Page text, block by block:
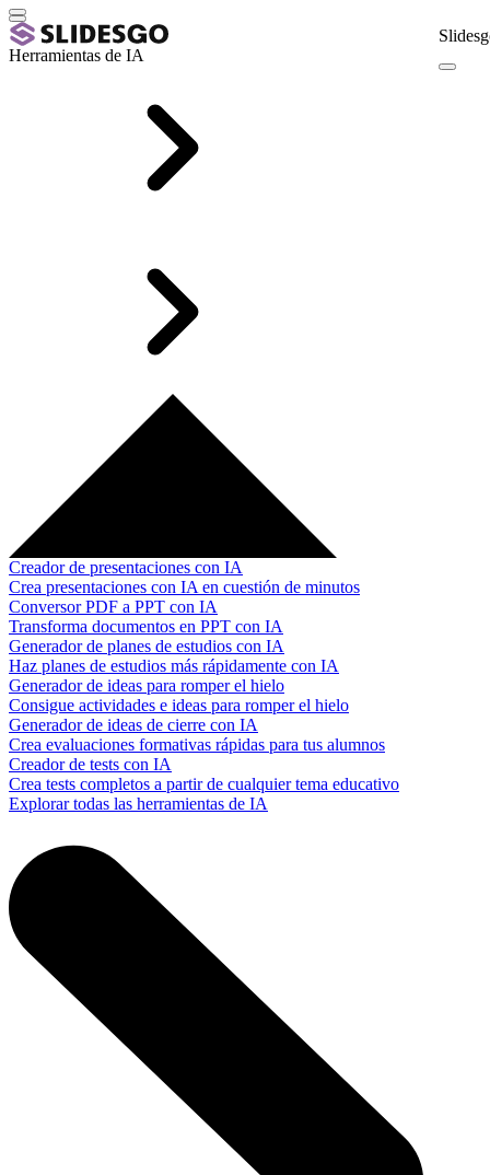
Herramientas de IA
Creador de presentaciones con IA
Crea presentaciones con IA en cuestión de minutos
Conversor PDF a PPT con IA
Transforma documentos en PPT con IA
Generador de planes de estudios con IA
Haz planes de estudios más rápidamente con IA
Generador de ideas para romper el hielo
Consigue actividades e ideas para romper el hielo
Generador de ideas de cierre con IA
Crea evaluaciones formativas rápidas para tus alumnos
Creador de tests con IA
Crea tests completos a partir de cualquier tema educativo
Explorar todas las herramientas de IA